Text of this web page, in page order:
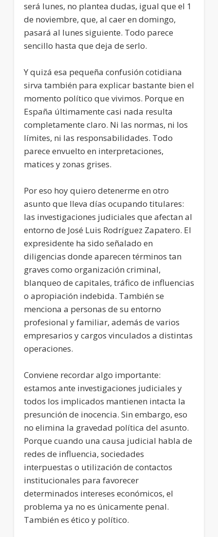
será lunes, no plantea dudas, igual que el 1
de noviembre, que, al caer en domingo,
pasará al lunes siguiente. Todo parece
sencillo hasta que deja de serlo.
Y quizá esa pequeña confusión cotidiana
sirva también para explicar bastante bien el
momento político que vivimos. Porque en
España últimamente casi nada resulta
completamente claro. Ni las normas, ni los
límites, ni las responsabilidades. Todo
parece envuelto en interpretaciones,
matices y zonas grises.
Por eso hoy quiero detenerme en otro
asunto que lleva días ocupando titulares:
las investigaciones judiciales que afectan al
entorno de José Luis Rodríguez Zapatero. El
expresidente ha sido señalado en
diligencias donde aparecen términos tan
graves como organización criminal,
blanqueo de capitales, tráfico de influencias
o apropiación indebida. También se
menciona a personas de su entorno
profesional y familiar, además de varios
empresarios y cargos vinculados a distintas
operaciones.
Conviene recordar algo importante:
estamos ante investigaciones judiciales y
todos los implicados mantienen intacta la
presunción de inocencia. Sin embargo, eso
no elimina la gravedad política del asunto.
Porque cuando una causa judicial habla de
redes de influencia, sociedades
interpuestas o utilización de contactos
institucionales para favorecer
determinados intereses económicos, el
problema ya no es únicamente penal.
También es ético y político.